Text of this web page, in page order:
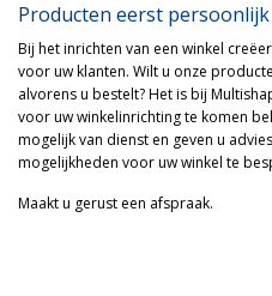
Producten eerst
Bij het inrichten van een winkel
voor uw klanten. Wilt u onze
alvorens u bestelt? Het is bij
voor uw winkelinrichting te komen
mogelijk van dienst en geven u
mogelijkheden voor uw winkel te
Maakt u gerust een afspraak.